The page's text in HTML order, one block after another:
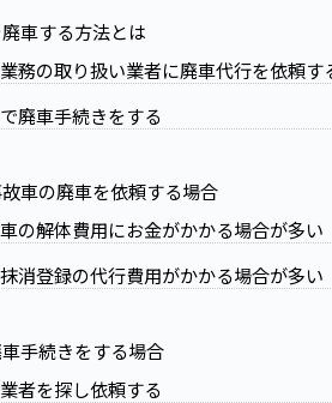
車する方法とは
務の取り扱い業者に廃車代行を依頼す
廃車手続きをする
車の廃車を依頼する場合
の解体費用にお金がかかる場合が多い
消登録の代行費用がかかる場合が多い
手続きをする場合
者を探し依頼する